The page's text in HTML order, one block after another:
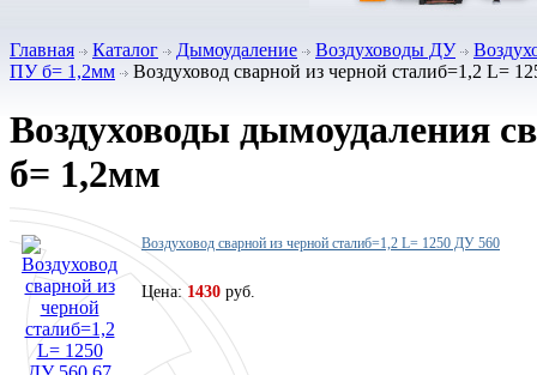
Главная Каталог Дымоудаление Воздуховоды ДУ
ПУ б= 1,2мм
Воздуховод сварной из черной сталиб=1,2 L=
Воздуховоды дымоудаления
б= 1,2мм
Воздуховод сварной из черной сталиб=1,2 L= 1250 ДУ 560
Цена: 1430 руб.